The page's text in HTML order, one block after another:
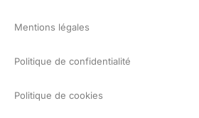
Mentions légales
Politique de confidentialité
Politique de cookies